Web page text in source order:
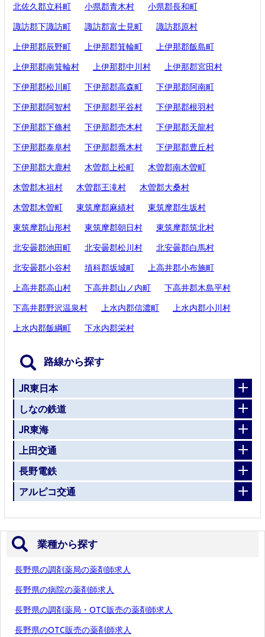
北佐久郡立科町 小県郡青木村 小県郡長和町
諏訪郡下諏訪町 諏訪郡富士見町 諏訪郡原村
上伊那郡辰野町 上伊那郡箕輪町 上伊那郡飯島町
上伊那郡南箕輪村 上伊那郡中川村 上伊那郡宮田村
下伊那郡松川町 下伊那郡高森町 下伊那郡阿南町
下伊那郡阿智村 下伊那郡平谷村 下伊那郡根羽村
下伊那郡下條村 下伊那郡売木村 下伊那郡天龍村
下伊那郡泰阜村 下伊那郡喬木村 下伊那郡豊丘村
下伊那郡大鹿村 木曽郡上松町 木曽郡南木曽町
木曽郡木祖村 木曽郡王滝村 木曽郡大桑村
木曽郡木曽町 東筑摩郡麻績村 東筑摩郡生坂村
東筑摩郡山形村 東筑摩郡朝日村 東筑摩郡筑北村
北安曇郡池田町 北安曇郡松川村 北安曇郡白馬村
北安曇郡小谷村 埴科郡坂城町 上高井郡小布施町
上高井郡高山村 下高井郡山ノ内町 下高井郡木島平村
下高井郡野沢温泉村 上水内郡信濃町 上水内郡小川村
上水内郡飯綱町 下水内郡栄村
路線から探す
JR東日本
しなの鉄道
JR東海
上田交通
長野電鉄
アルピコ交通
業種から探す
長野県の調剤薬局の薬剤師求人
長野県の病院の薬剤師求人
長野県の調剤薬局・OTC販売の薬剤師求人
長野県のOTC販売の薬剤師求人